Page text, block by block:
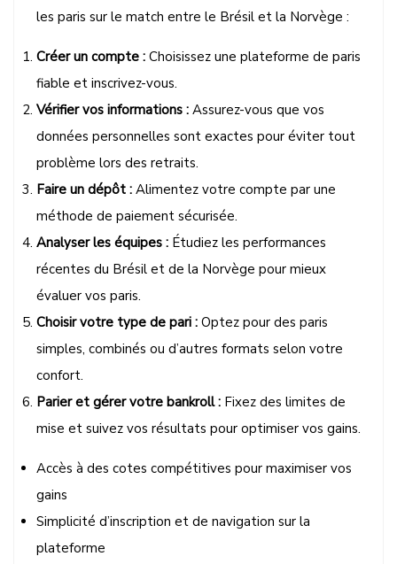
les paris sur le match entre le Brésil et la Norvège :
Créer un compte : Choisissez une plateforme de paris
fiable et inscrivez-vous.
Vérifier vos informations : Assurez-vous que vos
données personnelles sont exactes pour éviter tout
problème lors des retraits.
Faire un dépôt : Alimentez votre compte par une
méthode de paiement sécurisée.
Analyser les équipes : Étudiez les performances
récentes du Brésil et de la Norvège pour mieux
évaluer vos paris.
Choisir votre type de pari : Optez pour des paris
simples, combinés ou d’autres formats selon votre
confort.
Parier et gérer votre bankroll : Fixez des limites de
mise et suivez vos résultats pour optimiser vos gains.
Accès à des cotes compétitives pour maximiser vos
gains
Simplicité d’inscription et de navigation sur la
plateforme